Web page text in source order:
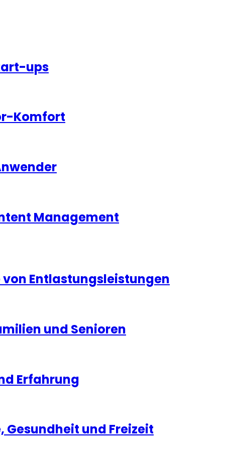
ups
Komfort
Management
Entlastungsleistungen
und Senioren
Erfahrung
und Freizeit